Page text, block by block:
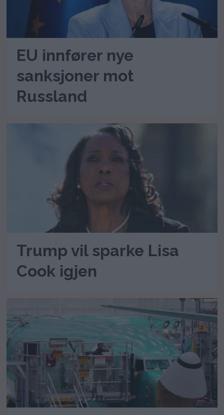
EU innfører nye
sanksjoner mot
Russland
Trump vil sparke Lisa
Cook igjen